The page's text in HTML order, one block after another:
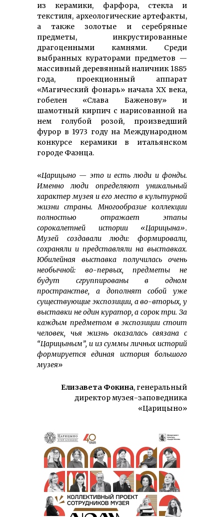
из керамики, фарфора, стекла и
текстиля, археологические артефакты,
а также золотые и серебряные
предметы, инкрустированные
драгоценными камнями. Среди
выбранных кураторами предметов —
массивный деревянный наличник 1885
года, проекционный аппарат
«Магический фонарь» начала ХХ века,
гобелен «Слава Баженову» и
шамотный кирпич с нарисованной на
нем голубой розой, произведший
фурор в 1973 году на Международном
конкурсе керамики в итальянском
городе Фаэнца.
«Царицыно — это и есть люди и фонды.
Именно люди определяют уникальный
характер музея и его место в культурной
жизни страны. Многообразие коллекции
полностью отражает этапы
сорокалетней истории «Царицына».
Музей создавали люди: формировали,
сохраняли и представляли на выставках.
Юбилейная выставка получилась очень
необычной: во-первых, предметы не
будут сгруппированы в одном
пространстве, а дополнят собой уже
существующие экспозиции, а во-вторых, у
выставки не один куратор, а сорок три. За
каждым предметом в экспозиции стоит
человек, чья жизнь оказалась связана с
“Царицыным”, и из суммы личных историй
формируется единая история большого
музея»
Елизавета Фокина, генеральный
директор музея-заповедника
«Царицыно»